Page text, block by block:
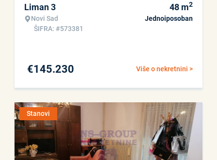
Liman 3
Novi Sad
ŠIFRA: #573381
48 m2
Jednoiposoban
Više o nekretnini >
€145.230
Stanovi